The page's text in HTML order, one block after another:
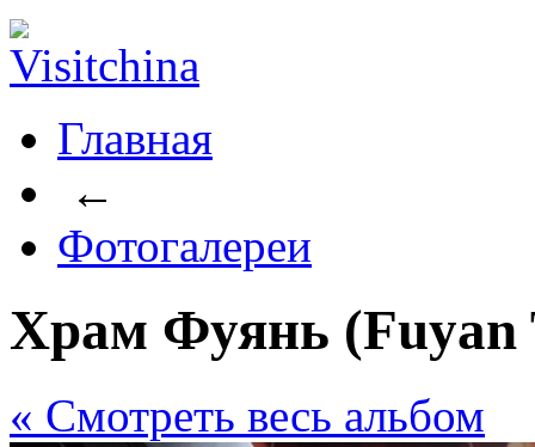
Главная
←
Фотогалереи
Храм Фуянь (Fuyan
« Cмотреть весь альбом